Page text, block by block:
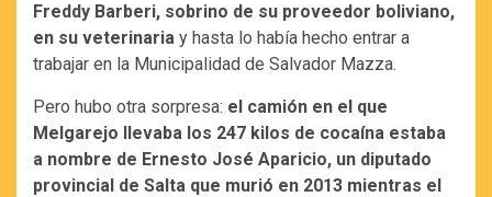
Freddy Barberi, sobrino de su proveedor boliviano,
en su veterinaria y hasta lo había hecho entrar a
trabajar en la Municipalidad de Salvador Mazza.
Pero hubo otra sorpresa: el camión en el que
Melgarejo llevaba los 247 kilos de cocaína estaba
a nombre de Ernesto José Aparicio, un diputado
provincial de Salta que murió en 2013 mientras el